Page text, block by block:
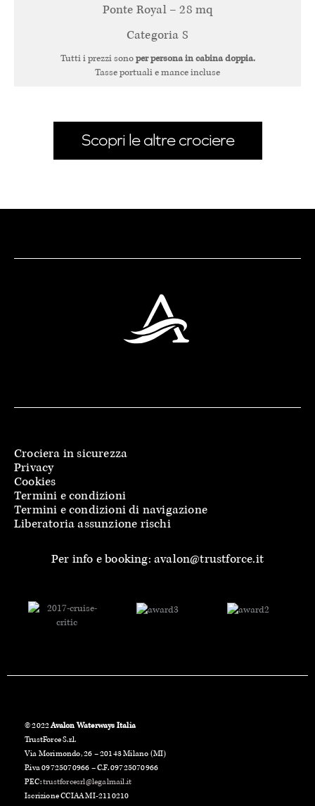
Ponte Royal – 28 mq
Categoria S
Tutti i prezzi sonoper persona in cabina doppia.
Tasse portuali e mance incluse
Scopri le altre crociere
Crociera in sicurezza
Privacy
Cookies
Termini e condizioni
Termini e condizioni di navigazione
Liberatoria assunzione rischi
Per info e booking: avalon@trustforce.it
© 2022Avalon Waterways Italia
TrustForce S.r.l.
Via Morimondo, 26 – 20143 Milano (MI)
P.iva 09725070966 – C.F. 09725070966
PEC:trustforcesrl@legalmail.it
Iscrizione CCIAA MI-2110210